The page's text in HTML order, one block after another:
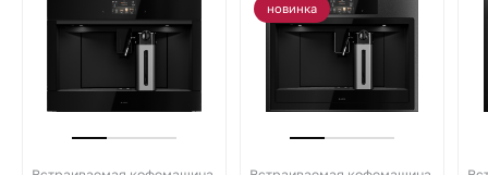
новинка